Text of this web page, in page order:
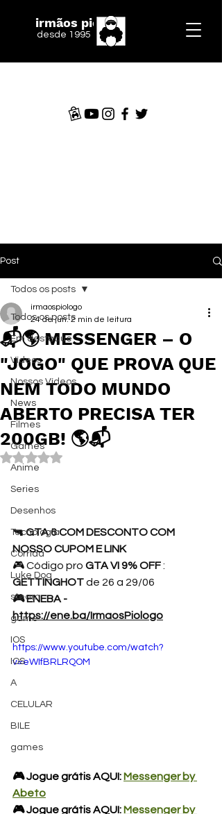
irmãos piologo
desde 1995
Post
Todos os posts
Em destaque
Vídeos
Nossos Vídeos
News
Filmes
Games
Anime
Series
Desenhos
Tecnologia
Corrida
Luke Dog
steam
game
IOS
IOS
A
CELULAR
BILE
games
Todos os posts
📬🌎 MESSENGER – O
"JOGO" QUE PROVA QUE
NEM TODO MUNDO
ABERTO PRECISA TER
200GB! 🌎📬
irmaospiologo
24 de jun. 2 min de leitura
Avaliado com NaN de 5 estrelas.
🔫 GTA 6 COM DESCONTO COM
NOSSO CUPOM E LINK
🎮 Código pro GTA VI 9% OFF :
GETTINGHOT de 26 a 29/06
🎮 ENEBA -
https://ene.ba/IrmaosPiologo
https://www.youtube.com/watch?
v=eWIfBRLRQOM
🎮 Jogue grátis AQUI: Messenger by
Abeto
🎮 Jogue grátis AQUI: Messenger by